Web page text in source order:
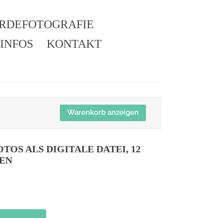
INFOS KONTAKT
Warenkorb anzeigen
ALS DIGITALE DATEI, 12